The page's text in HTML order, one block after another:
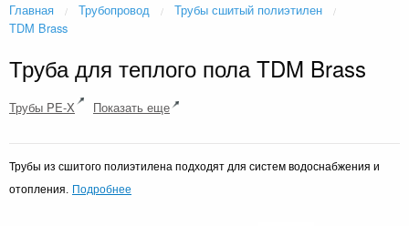
Главная Трубопровод
Трубы сшитый полиэтилен
TDM Brass
Труба для теплого пола TDM Brass
Трубы PE-X Показать еще
Трубы из сшитого полиэтилена подходят для систем водоснабжения и
отопления.
Подробнее